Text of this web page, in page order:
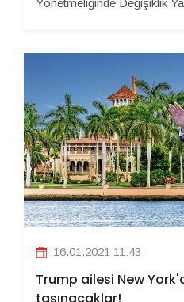
Yönetmeliğinde Değişiklik
16.01.2021 11:43
Trump ailesi New
taşınacaklar!